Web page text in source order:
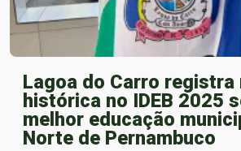
Lagoa do Carro registra
histórica no IDEB 2025
melhor educação
Norte de Pernambuco